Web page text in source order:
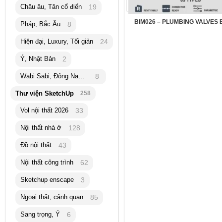
BIM026 – PLUMBING VALVES
Châu âu, Tân cổ điển 19
Pháp, Bắc Âu 8
Hiện đại, Luxury, Tối giản 24
Ý, Nhật Bản 2
Wabi Sabi, Đông Nam Á 8
Thư viện SketchUp 258
Vol nội thất 2026 33
Nội thất nhà ở 128
Đồ nội thất 43
Nội thất công trình 62
Sketchup enscape 3
Ngoại thất, cảnh quan 85
Sang trọng, Ý 6